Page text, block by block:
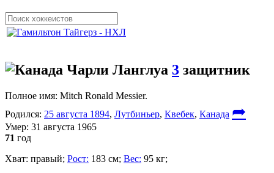
Чарли Ланглуа 3 защитник
Полное имя: Mitch Ronald Messier.
Родился: 25 августа 1894, Лутбиньер, Квебек, Канада ➦
Умер: 31 августа 1965
71 год
Хват: правый; Рост: 183 см; Вес: 95 кг;